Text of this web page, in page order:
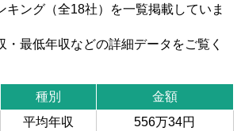
キング（全18社）を一覧掲載していま
・最低年収などの詳細データをご覧く
種別
金額
平均年収
556万34円